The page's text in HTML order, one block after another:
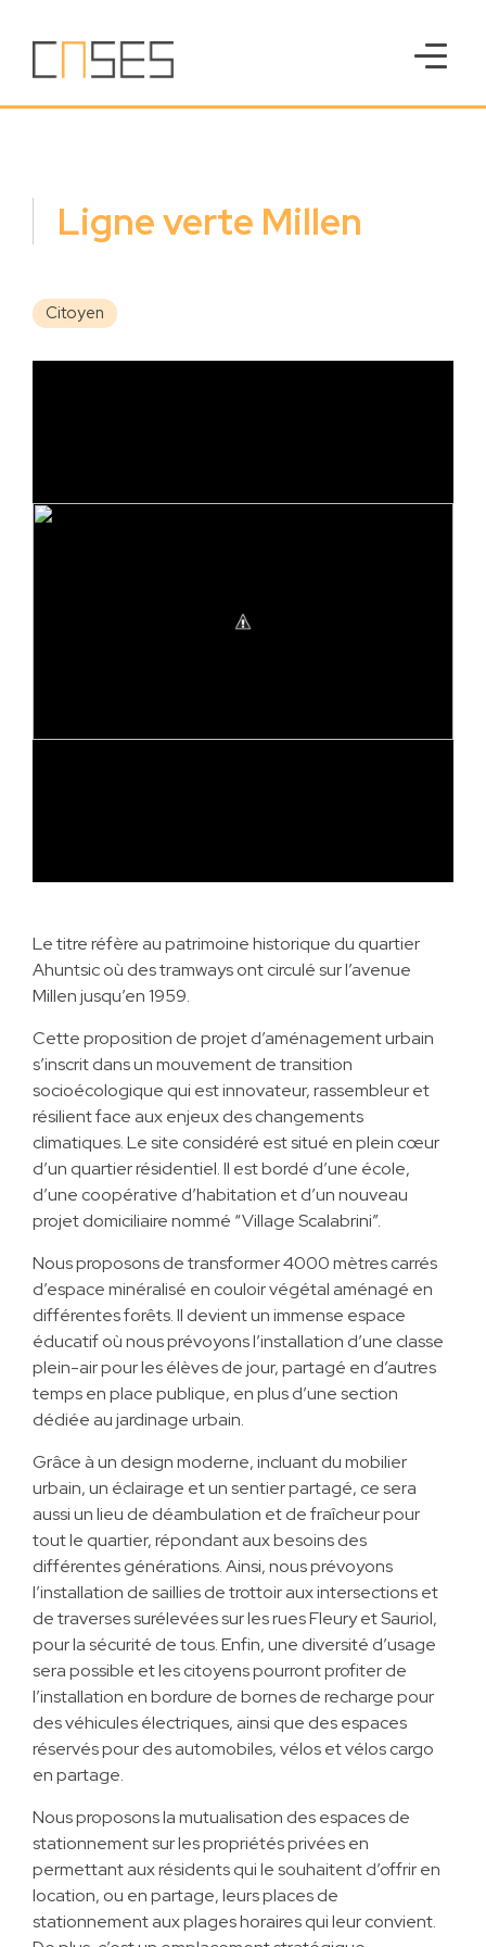
Ligne verte Millen
Le titre réfère au patrimoine historique du quartier
Ahuntsic où des tramways ont circulé sur l’avenue
Millen jusqu’en 1959.
Cette proposition de projet d’aménagement urbain
s’inscrit dans un mouvement de transition
socioécologique qui est innovateur, rassembleur et
résilient face aux enjeux des changements
climatiques. Le site considéré est situé en plein cœur
d’un quartier résidentiel. Il est bordé d’une école,
d’une coopérative d’habitation et d’un nouveau
projet domiciliaire nommé “Village Scalabrini”.
Nous proposons de transformer 4000 mètres carrés
d’espace minéralisé en couloir végétal aménagé en
différentes forêts. Il devient un immense espace
éducatif où nous prévoyons l’installation d’une classe
plein-air pour les élèves de jour, partagé en d’autres
temps en place publique, en plus d’une section
dédiée au jardinage urbain.
Grâce à un design moderne, incluant du mobilier
urbain, un éclairage et un sentier partagé, ce sera
aussi un lieu de déambulation et de fraîcheur pour
tout le quartier, répondant aux besoins des
différentes générations. Ainsi, nous prévoyons
l’installation de saillies de trottoir aux intersections et
de traverses surélevées sur les rues Fleury et Sauriol,
pour la sécurité de tous. Enfin, une diversité d’usage
sera possible et les citoyens pourront profiter de
l’installation en bordure de bornes de recharge pour
des véhicules électriques, ainsi que des espaces
réservés pour des automobiles, vélos et vélos cargo
en partage.
Nous proposons la mutualisation des espaces de
stationnement sur les propriétés privées en
permettant aux résidents qui le souhaitent d’offrir en
location, ou en partage, leurs places de
stationnement aux plages horaires qui leur convient.
Citoyen